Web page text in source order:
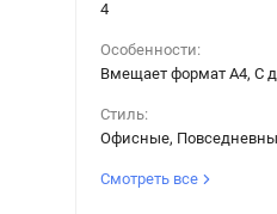
4
Особенности:
Вмещает формат А4, С
Стиль:
Офисные,
Смотреть все